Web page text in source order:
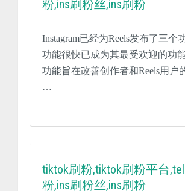
粉,ins刷粉丝,ins刷粉
Instagram已经为Reels发布了三个
功能很快已成为其最受欢迎的功
功能旨在改善创作者和Reels用户
…
tiktok刷粉,tiktok刷粉平台
粉,ins刷粉丝,ins刷粉